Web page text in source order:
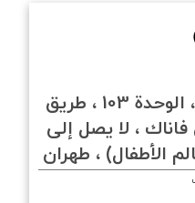
رقم 38 ، الطابق الأول ، الوحدة 103 ، طريق
، لا يصل إلى
الأطفال) ، طهران